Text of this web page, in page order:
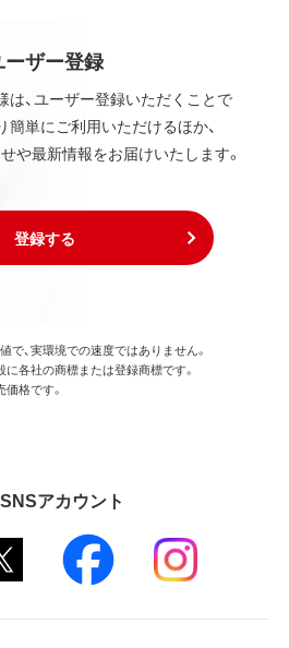
ーザー登録
は、ユーザー登録いただくことで
単にご利用いただけるほか、
や最新情報をお届けいたします。
登録する
、実環境での速度ではありません。
各社の商標または登録商標です。
格です。
アカウント